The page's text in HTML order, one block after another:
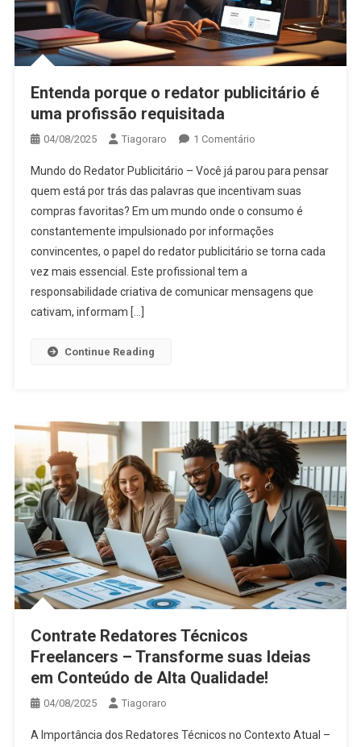
Entenda porque o redator publicitário é
uma profissão requisitada
04/08/2025 Tiagoraro 1 ComentárioEm
Porque
O
Redator
Publicitário
É
Mundo do Redator Publicitário – Você já parou para pensar
quem está por trás das palavras que incentivam suas
compras favoritas? Em um mundo onde o consumo é
constantemente impulsionado por informações
convincentes, o papel do redator publicitário se torna cada
vez mais essencial. Este profissional tem a
responsabilidade criativa de comunicar mensagens que
cativam, informam […]
Continue Reading
Contrate Redatores Técnicos
Freelancers – Transforme suas Ideias
em Conteúdo de Alta Qualidade!
04/08/2025 Tiagoraro
A Importância dos Redatores Técnicos no Contexto Atual –